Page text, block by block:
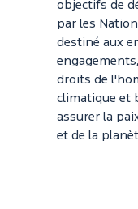
objectifs de
par les
destiné aux
droits de
climatique et
assurer la
et de la